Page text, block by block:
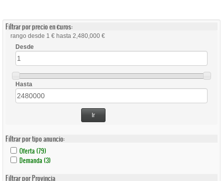
Filtrar por precio en €uros:
rango desde 1 € hasta 2,480,000 €
Desde
Hasta
Ir
Filtrar por tipo anuncio:
Apply
Oferta
Filter
Oferta (79)
Oferta
Filter
Apply
Demanda
Filter
Demanda (3)
Filtrar por Provincia